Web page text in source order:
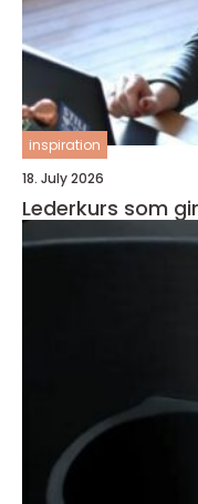
inspiration
18. July 2026
Lederkurs som